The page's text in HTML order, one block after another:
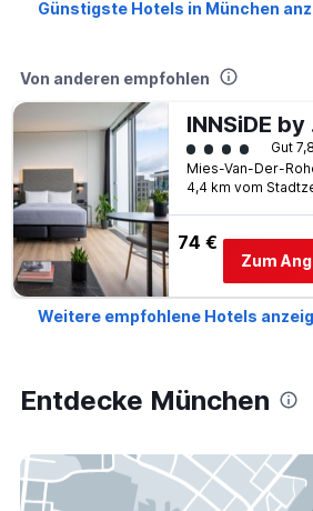
Günstigste Hotels in München
Von anderen empfohlen
Gut 7,8
4,4 km vom
74 €
Zum
Weitere empfohlene Hotels
Entdecke München